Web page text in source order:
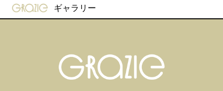
gravure-grazie
ギャラリー